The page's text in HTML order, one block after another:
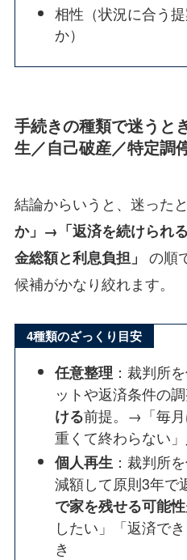
相性（状況に合う
か）
手続きの種類で迷うと
生／自己破産／特定調
結論からいうと、迷った
か」→「返済を続けられ
金総額と利息負担」 の順
候補がかなり絞れます。
4種類のざっくり目安
任意整理 ：裁判所
ットや返済条件の
ける前提。→「毎
重くて終わらない
個人再生 ：裁判所
減額して原則3年で
で家を残せる可能性
したい」「返済で
き